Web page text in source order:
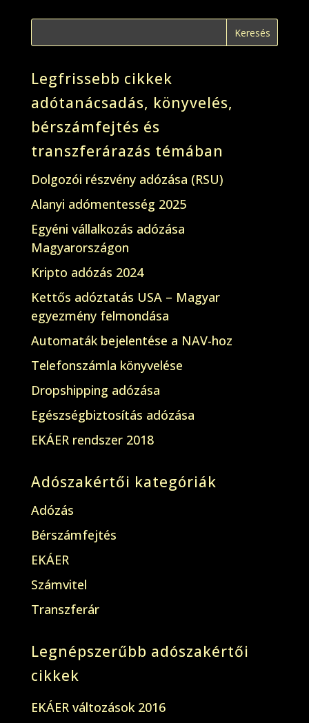
Legfrissebb cikkek
adótanácsadás, könyvelés,
bérszámfejtés és
transzferárazás témában
Dolgozói részvény adózása (RSU)
Alanyi adómentesség 2025
Egyéni vállalkozás adózása
Magyarországon
Kripto adózás 2024
Kettős adóztatás USA – Magyar
egyezmény felmondása
Automaták bejelentése a NAV-hoz
Telefonszámla könyvelése
Dropshipping adózása
Egészségbiztosítás adózása
EKÁER rendszer 2018
Adószakértői kategóriák
Adózás
Bérszámfejtés
EKÁER
Számvitel
Transzferár
Legnépszerűbb adószakértői
cikkek
EKÁER változások 2016